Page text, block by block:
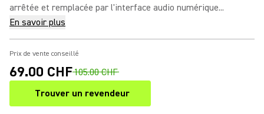
arrêtée et remplacée par l'interface audio numérique...
En savoir plus
Prix de vente conseillé
69.00 CHF105.00 CHF
Trouver un revendeur
(Opens in a new tab)